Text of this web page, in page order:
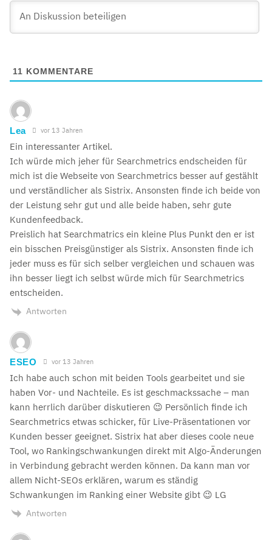
11 KOMMENTARE
Lea vor 13 Jahren
Ein interessanter Artikel.
Ich würde mich jeher für Searchmetrics endscheiden für
mich ist die Webseite von Searchmetrics besser auf gestählt
und verständlicher als Sistrix. Ansonsten finde ich beide von
der Leistung sehr gut und alle beide haben, sehr gute
Kundenfeedback.
Preislich hat Searchmatrics ein kleine Plus Punkt den er ist
ein bisschen Preisgünstiger als Sistrix. Ansonsten finde ich
jeder muss es für sich selber vergleichen und schauen was
ihn besser liegt ich selbst würde mich für Searchmetrics
entscheiden.
Antworten
ESEO vor 13 Jahren
Ich habe auch schon mit beiden Tools gearbeitet und sie
haben Vor- und Nachteile. Es ist geschmackssache – man
kann herrlich darüber diskutieren 😉 Persönlich finde ich
Searchmetrics etwas schicker, für Live-Präsentationen vor
Kunden besser geeignet. Sistrix hat aber dieses coole neue
Tool, wo Rankingschwankungen direkt mit Algo-Änderungen
in Verbindung gebracht werden können. Da kann man vor
allem Nicht-SEOs erklären, warum es ständig
Schwankungen im Ranking einer Website gibt 😉 LG
Antworten